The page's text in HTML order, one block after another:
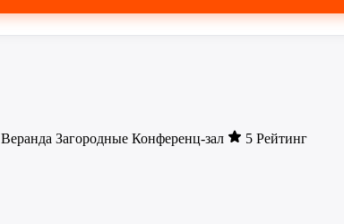
Веранда Загородные Конференц-зал
5 Рейтинг